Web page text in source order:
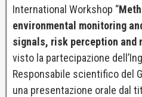
International Workshop “
environmental monitoring
signals, risk perception and
visto la partecipazione
Responsabile scientifico del
una presentazione orale dal